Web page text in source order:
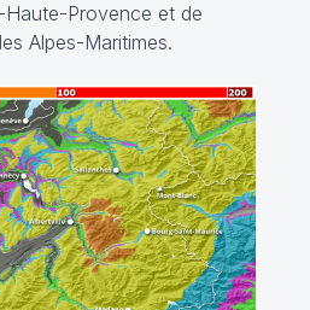
Provence et de
Alpes-Maritimes.